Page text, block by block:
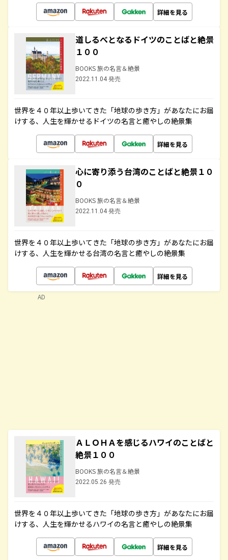
詳細を見る
道しるべとなるドイツのことばと絶景
１００
BOOKS 旅の名言＆絶景
2022.11.04 発売
世界を４０年以上歩いてきた「地球の歩き方」があなたにお届
けする、人生を輝かせるドイツの名言と癒やしの絶景集
詳細を見る
心に寄り添う台湾のことばと絶景１０
０
BOOKS 旅の名言＆絶景
2022.11.04 発売
世界を４０年以上歩いてきた「地球の歩き方」があなたにお届
けする、人生を輝かせる台湾の名言と癒やしの絶景集
詳細を見る
ＡＬＯＨＡを感じるハワイのことばと
絶景１００
BOOKS 旅の名言＆絶景
2022.05.26 発売
世界を４０年以上歩いてきた「地球の歩き方」があなたにお届
けする、人生を輝かせるハワイの名言と癒やしの絶景集
詳細を見る
AD